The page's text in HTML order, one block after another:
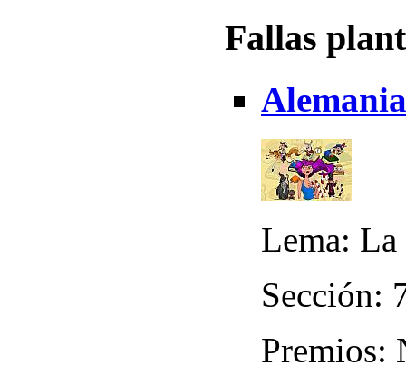
Fallas
Lema:
Sección:
Premios: